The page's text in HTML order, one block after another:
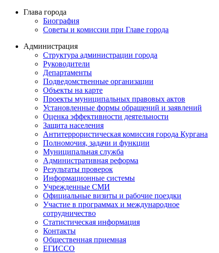
Глава города
Биография
Советы и комиссии при Главе города
Администрация
Структура администрации города
Руководители
Департаменты
Подведомственные организации
Объекты на карте
Проекты муниципальных правовых актов
Установленные формы обращений и заявлений
Оценка эффективности деятельности
Защита населения
Антитеррористическая комиссия города Кургана
Полномочия, задачи и функции
Муниципальная служба
Административная реформа
Результаты проверок
Информационные системы
Учрежденные СМИ
Официальные визиты и рабочие поездки
Участие в программах и международное
сотрудничество
Статистическая информация
Контакты
Общественная приемная
ЕГИССО